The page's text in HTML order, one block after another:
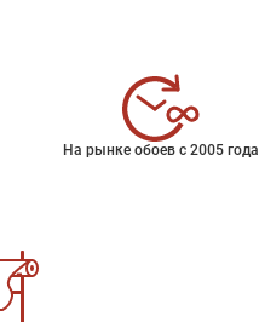
На рынке обоев с 2005 года